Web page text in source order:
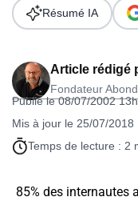
Article rédigé
Fondateur
Publié le 08/07/2002
Mis à jour le 25/07/2018
Temps de lecture : 2
Résumé IA
85% des internautes